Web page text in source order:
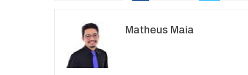
Matheus Maia